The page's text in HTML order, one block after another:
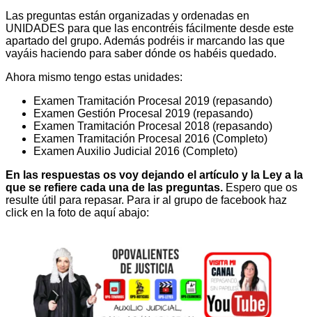
Las preguntas están organizadas y ordenadas en
UNIDADES para que las encontréis fácilmente desde este
apartado del grupo. Además podréis ir marcando las que
vayáis haciendo para saber dónde os habéis quedado.
Ahora mismo tengo estas unidades:
Examen Tramitación Procesal 2019 (repasando)
Examen Gestión Procesal 2019 (repasando)
Examen Tramitación Procesal 2018 (repasando)
Examen Tramitación Procesal 2016 (Completo)
Examen Auxilio Judicial 2016 (Completo)
En las respuestas os voy dejando el artículo y la Ley a la
que se refiere cada una de las preguntas. Espero que os
resulte útil para repasar. Para ir al grupo de facebook haz
click en la foto de aquí abajo: